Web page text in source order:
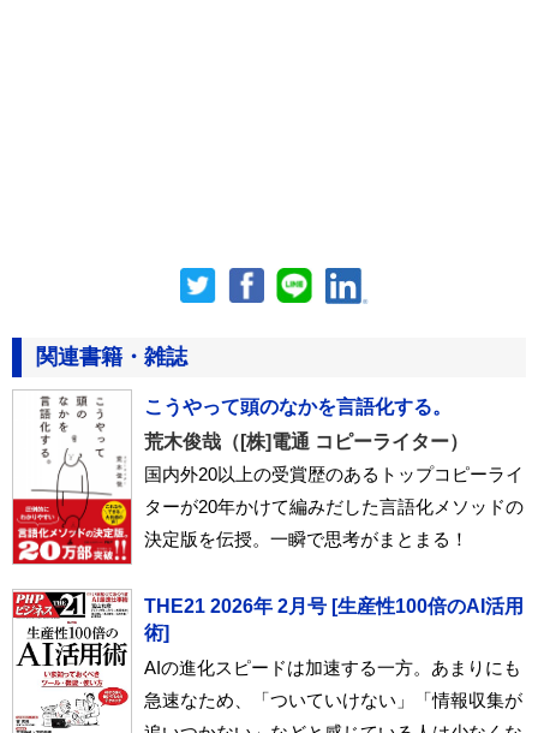
関連書籍・雑誌
こうやって頭のなかを言語化する。
荒木俊哉（[株]電通 コピーライター）
国内外20以上の受賞歴のあるトップコピーライ
ターが20年かけて編みだした言語化メソッドの
決定版を伝授。一瞬で思考がまとまる！
THE21 2026年 2月号 [生産性100倍のAI活用
術]
AIの進化スピードは加速する一方。あまりにも
急速なため、「ついていけない」「情報収集が